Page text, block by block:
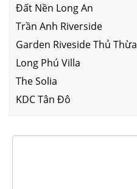
Đất Nền Long An
Trần Anh Riverside
Garden Riveside Thủ Thừa
Long Phú Villa
The Solia
KDC Tân Đô